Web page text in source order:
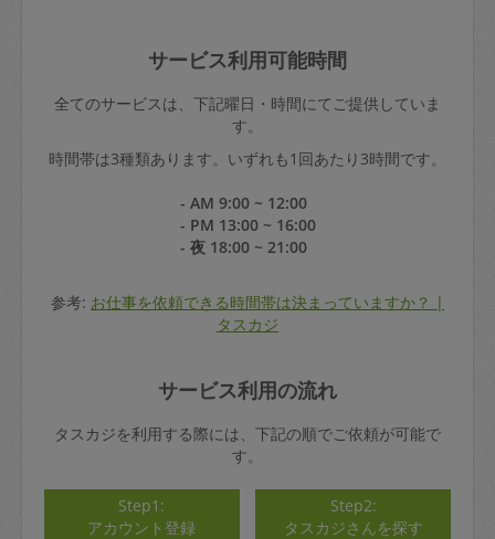
サービス利用可能時間
全てのサービスは、下記曜日・時間にてご提供していま
す。
時間帯は3種類あります。いずれも1回あたり3時間です。
- AM 9:00 ~ 12:00
- PM 13:00 ~ 16:00
- 夜 18:00 ~ 21:00
参考: お仕事を依頼できる時間帯は決まっていますか？ |
タスカジ
サービス利用の流れ
タスカジを利用する際には、下記の順でご依頼が可能で
す。
Step1:
アカウント登録
Step2:
タスカジさんを探す